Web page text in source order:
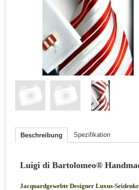
Beschreibung Spezifikation
Luigi di Bartolomeo®
Jacquardgewebte Designer Luxus-